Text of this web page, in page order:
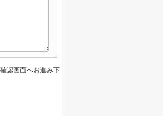
認画面へお進み下